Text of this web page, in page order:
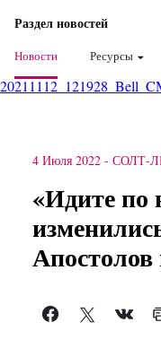
Раздел новостей
Новости Ресурсы
4 Июля 2022 - СОЛТ-
«Идите по